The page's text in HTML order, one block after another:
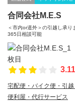
合同会社M.E.S
＜市内or道外＞の引越し承
365日相談可能
3.11
宅配便・バイク便・引越
便利屋・代行サービス